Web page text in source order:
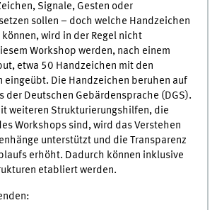
Signale, Gesten oder
sollen – doch welche Handzeichen
wird in der Regel nicht
Workshop werden, nach einem
etwa 50 Handzeichen mit den
eingeübt. Die Handzeichen beruhen auf
der Deutschen Gebärdensprache (DGS).
weiteren Strukturierungshilfen, die
Workshops sind, wird das Verstehen
unterstützt und die Transparenz
erhöht. Dadurch können inklusive
etabliert werden.